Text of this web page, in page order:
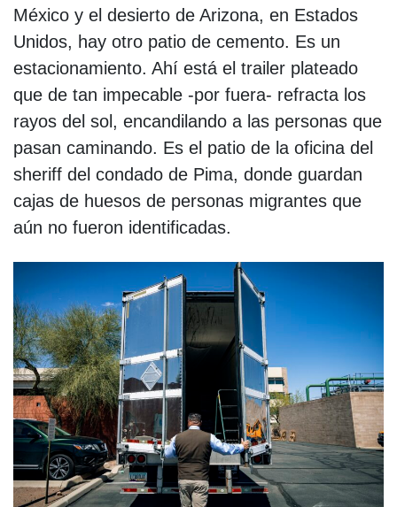
México y el desierto de Arizona, en Estados
Unidos, hay otro patio de cemento. Es un
estacionamiento. Ahí está el trailer plateado
que de tan impecable -por fuera- refracta los
rayos del sol, encandilando a las personas que
pasan caminando. Es el patio de la oficina del
sheriff del condado de Pima, donde guardan
cajas de huesos de personas migrantes que
aún no fueron identificadas.